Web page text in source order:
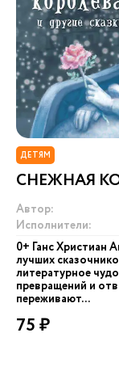
ДЕТЯМ
СНЕЖНАЯ
Автор:
Исполнители:
0+ Ганс Христиан
лучших
литературное
превращений и
переживают...
75 ₽